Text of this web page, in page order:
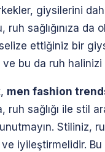
giysilerini
ruh sağlığınıza da
ettiğiniz bir
ve bu da ruh
men fashion
ruh sağlığı ile stil
unutmayın. Stiliniz,
ve iyileştirmelidir.